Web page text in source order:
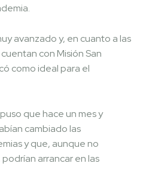
avanzado y, en cuanto a las
con Misión San
como ideal para el
que hace un mes y
cambiado las
y que, aunque no
arrancar en las